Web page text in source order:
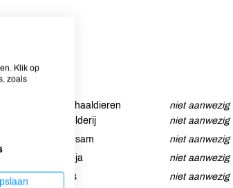
Schaaldieren
niet aanwezig
Selderij
niet aanwezig
Sesam
niet aanwezig
Soja
niet aanwezig
Vis
niet aanwezig
Klik op
zoals